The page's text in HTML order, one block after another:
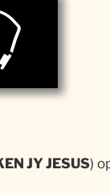
JY JESUS)